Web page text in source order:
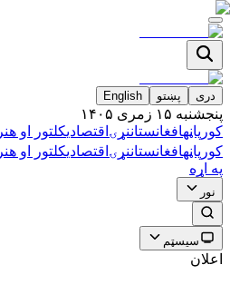
دری پښتو English
پنجشنبه ۱۵ زمری ۱۴۰۵
کورپاڼهافغانستاننړۍ اقتصاديکلتور او هنر
کورپاڼهافغانستاننړۍ اقتصاديکلتور او هنر
په اړه
نور
سیسټم
اعلان